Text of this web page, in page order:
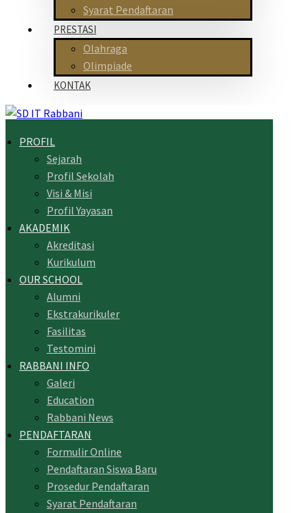
Syarat Pendaftaran
PRESTASI
Olahraga
Olimpiade
KONTAK
PROFIL
Sejarah
Profil Sekolah
Visi & Misi
Profil Yayasan
AKADEMIK
Akreditasi
Kurikulum
OUR SCHOOL
Alumni
Ekstrakurikuler
Fasilitas
Testomini
RABBANI INFO
Galeri
Education
Rabbani News
PENDAFTARAN
Formulir Online
Pendaftaran Siswa Baru
Prosedur Pendaftaran
Syarat Pendaftaran